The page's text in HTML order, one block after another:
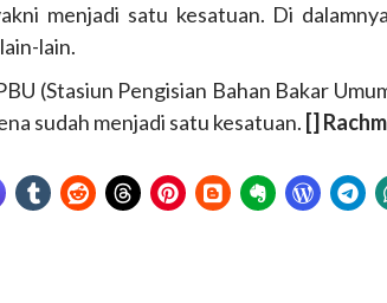
menjadi satu kesatuan. Di
lain.
(Stasiun Pengisian Bahan Bakar
sudah menjadi satu kesatuan. []